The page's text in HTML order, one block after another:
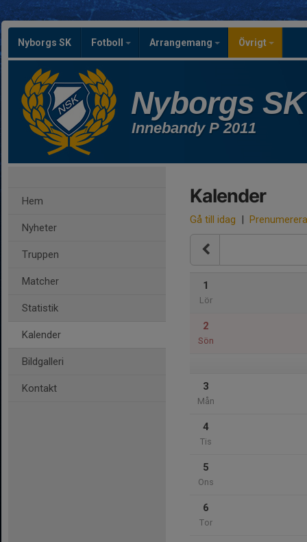
Nyborgs SK Fotboll Arrangemang Övrigt
Nyborgs SK
Innebandy P 2011
Hem
Nyheter
Truppen
Matcher
Statistik
Kalender
Bildgalleri
Kontakt
Kalender
Gå till idag | Prenumerera
1
Lör
2
Sön
3
Mån
4
Tis
5
Ons
6
Tor